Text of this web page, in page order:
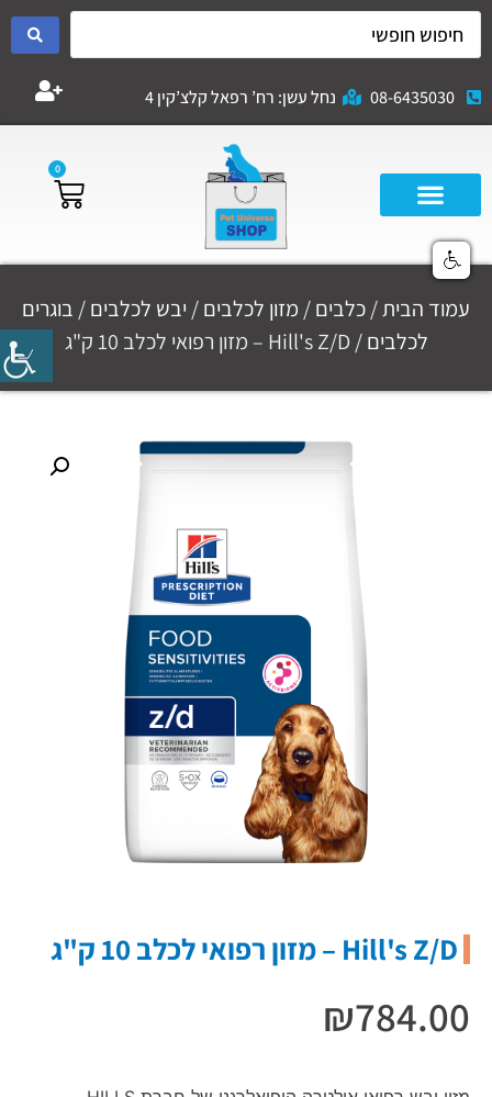
08-6435030 נחל עשן: רח’ רפאל קלצ’קין 4
0
עמוד הבית/כלבים/ מזון לכלבים/ יבש לכלבים/ בוגרים
לכלבים/ Hill's Z/D – מזון רפואי לכלב 10 ק"ג
Hill's Z/D – מזון רפואי לכלב 10 ק"ג
₪784.00